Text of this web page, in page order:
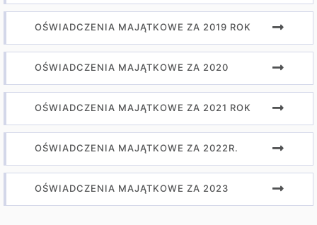
OŚWIADCZENIA MAJĄTKOWE ZA 2019 ROK
OŚWIADCZENIA MAJĄTKOWE ZA 2020
OŚWIADCZENIA MAJĄTKOWE ZA 2021 ROK
OŚWIADCZENIA MAJĄTKOWE ZA 2022R.
OŚWIADCZENIA MAJĄTKOWE ZA 2023